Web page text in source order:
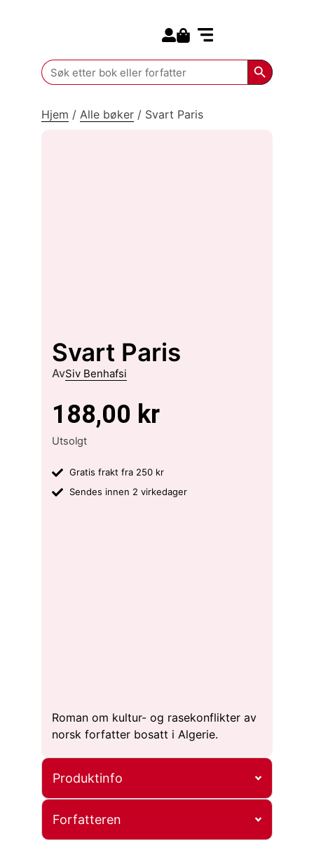
Search
for:
Search
Hjem / Alle bøker / Svart Paris
Svart Paris
AvSiv Benhafsi
188,00 kr
Utsolgt
Gratis frakt fra 250 kr
Sendes innen 2 virkedager
Roman om kultur- og rasekonflikter av
norsk forfatter bosatt i Algerie.
Produktinfo
Forfatteren